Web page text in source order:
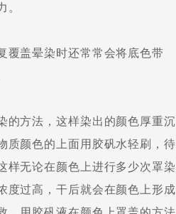
。
盖晕染时还常常会将底色带
方法，这样染出的颜色厚重沉
质颜色的上面用胶矾水轻刷，待
样无论在颜色上进行多少次罩染
度过高，干后就会在颜色上形成